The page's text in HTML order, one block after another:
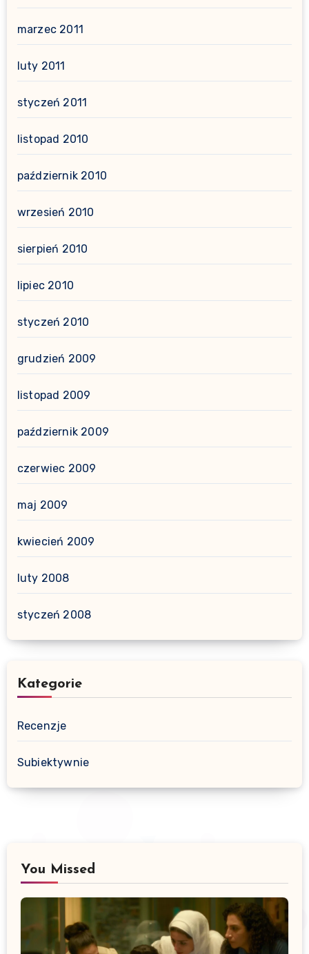
marzec 2011
luty 2011
styczeń 2011
listopad 2010
październik 2010
wrzesień 2010
sierpień 2010
lipiec 2010
styczeń 2010
grudzień 2009
listopad 2009
październik 2009
czerwiec 2009
maj 2009
kwiecień 2009
luty 2008
styczeń 2008
Kategorie
Recenzje
Subiektywnie
You Missed